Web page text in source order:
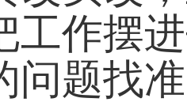
工作摆
问题找